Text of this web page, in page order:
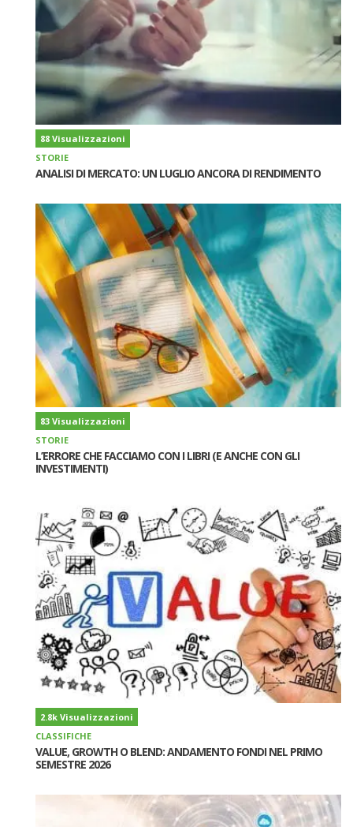
88 Visualizzazioni
STORIE
ANALISI DI MERCATO: UN LUGLIO ANCORA DI RENDIMENTO
83 Visualizzazioni
STORIE
L’ERRORE CHE FACCIAMO CON I LIBRI (E ANCHE CON GLI
INVESTIMENTI)
2.8k Visualizzazioni
CLASSIFICHE
VALUE, GROWTH O BLEND: ANDAMENTO FONDI NEL PRIMO
SEMESTRE 2026